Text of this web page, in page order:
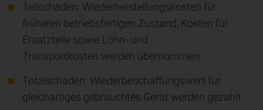
Teilschaden: Wiederherstellungskosten für
früheren betriebsfertigen Zustand, Kosten für
Ersatzteile sowie Lohn- und
Transportkosten werden übernommen
Totalschaden: Wiederbeschaffungswert für
gleichartiges gebrauchtes Gerät werden gezahlt